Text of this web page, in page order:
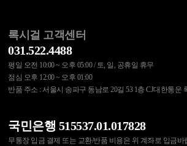
록시걸 고객센터
031.522.4488
평일 오전 10:00 ~ 오후 05:00 / 토, 일, 공휴일 휴무
점심 오후 12:00 ~ 오후 01:00
반품 주소 : 서울시 송파구 동남로 20길 53 1층 CJ대한통운
국민은행 515537.01.017828
무통장 입금 결제 또는 교환/반품 비용은 위 계좌로 입금바